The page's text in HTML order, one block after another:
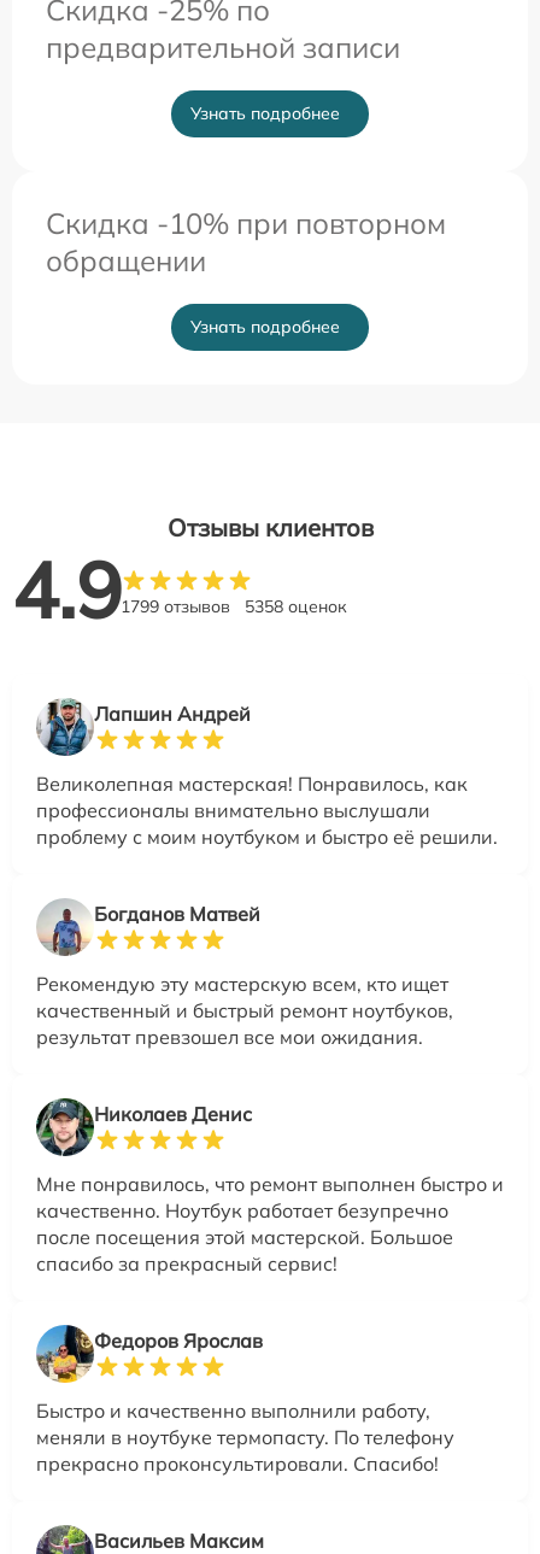
Скидка -25% по
предварительной записи
Узнать подробнее
Скидка -10% при повторном
обращении
Узнать подробнее
Отзывы клиентов
4.91799 отзывов 5358 оценок
Лапшин Андрей
Великолепная мастерская! Понравилось, как
профессионалы внимательно выслушали
проблему с моим ноутбуком и быстро её решили.
Богданов Матвей
Рекомендую эту мастерскую всем, кто ищет
качественный и быстрый ремонт ноутбуков,
результат превзошел все мои ожидания.
Николаев Денис
Мне понравилось, что ремонт выполнен быстро и
качественно. Ноутбук работает безупречно
после посещения этой мастерской. Большое
спасибо за прекрасный сервис!
Федоров Ярослав
Быстро и качественно выполнили работу,
меняли в ноутбуке термопасту. По телефону
прекрасно проконсультировали. Спасибо!
Васильев Максим